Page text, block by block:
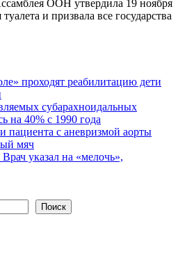
ООН утвердила 19 ноября
и призвала все государства
проходят реабилитацию дети
субарахноидальных
на 40% с 1990 года
с аневризмой аорты
мяч
указал на «мелочь»,
Поиск